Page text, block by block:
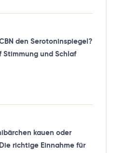
den Serotoninspiegel?
Stimmung und Schlaf
kauen oder
richtige Einnahme für